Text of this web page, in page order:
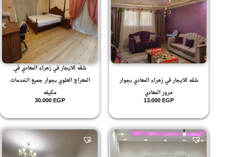
شقه للايجار في زهراء المعادي بجوار
مرور المعادي
13.000EGP
شقه للايجار في زهراء المعادي في
المعراج العلوي بجوار جميع الخدمات
مكيفه
30.000EGP